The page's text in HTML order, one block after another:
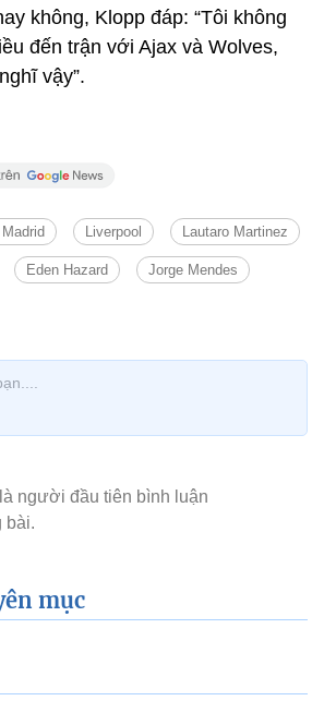
không, Klopp đáp: “Tôi không
đến trận với Ajax và Wolves,
vậy”.
Liverpool Lautaro Martinez
Eden Hazard Jorge Mendes
mục